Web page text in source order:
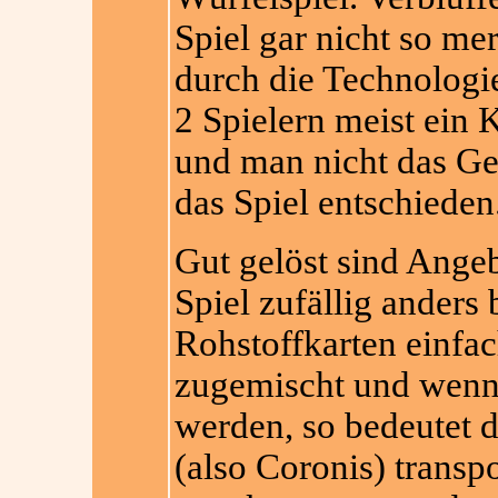
Spiel gar nicht so
durch die
2 Spielern meist ein
und man nicht das
das Spiel
Gut gelöst sind
Spiel zufällig anders
Rohstoffkarten
zugemischt und
werden, so bedeutet
(also Coronis)